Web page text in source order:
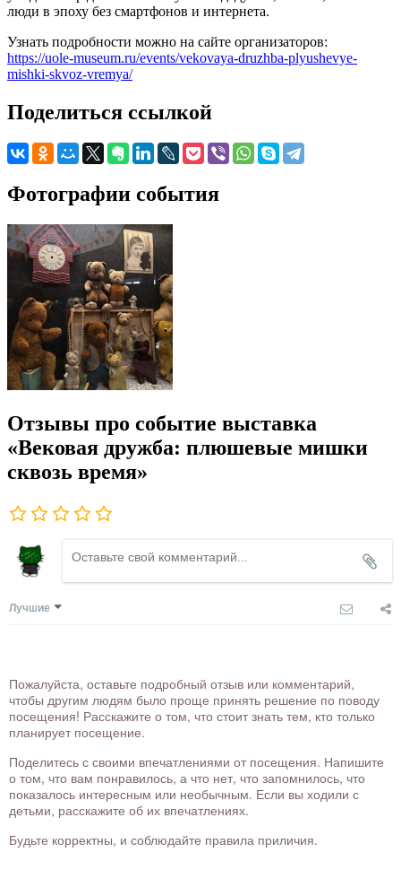
люди в эпоху без смартфонов и интернета.
Узнать подробности можно на сайте организаторов:
https://uole-museum.ru/events/vekovaya-druzhba-plyushevye-
mishki-skvoz-vremya/
Поделиться ссылкой
Фотографии события
Отзывы про событие выставка
«Вековая дружба: плюшевые мишки
сквозь время»
Лучшие
Пожалуйста, оставьте подробный отзыв или комментарий,
чтобы другим людям было проще принять решение по поводу
посещения! Расскажите о том, что стоит знать тем, кто только
планирует посещение.
Поделитесь с своими впечатлениями от посещения. Напишите
о том, что вам понравилось, а что нет, что запомнилось, что
показалось интересным или необычным. Если вы ходили с
детьми, расскажите об их впечатлениях.
Будьте корректны, и соблюдайте правила приличия.